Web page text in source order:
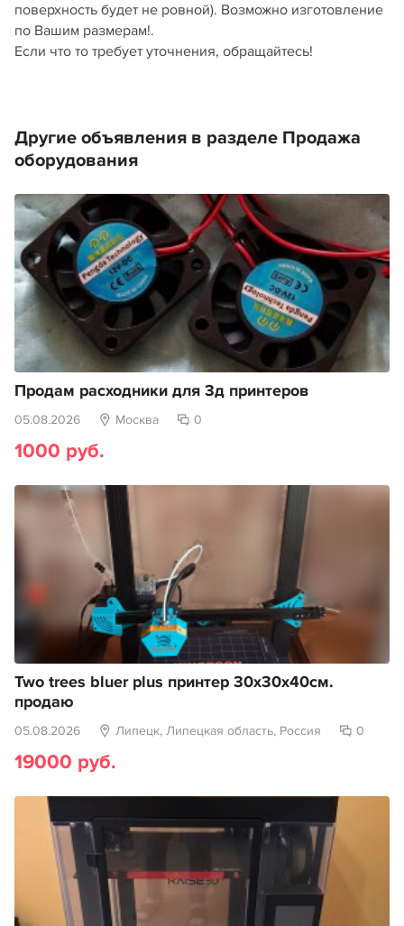
поверхность будет не ровной). Возможно изготовление
по Вашим размерам!.
Если что то требует уточнения, обращайтесь!
Другие объявления в разделе Продажа
оборудования
Продам расходники для 3д принтеров
05.08.2026 Москва 0
1000 руб.
Two trees bluer plus принтер 30х30х40см.
продаю
05.08.2026 Липецк, Липецкая область, Россия 0
19000 руб.